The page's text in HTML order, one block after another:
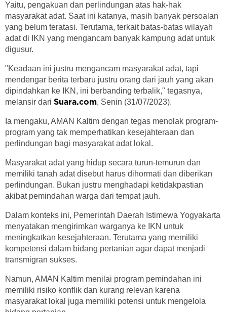
Yaitu, pengakuan dan perlindungan atas hak-hak
masyarakat adat. Saat ini katanya, masih banyak persoalan
yang belum teratasi. Terutama, terkait batas-batas wilayah
adat di IKN yang mengancam banyak kampung adat untuk
digusur.
"Keadaan ini justru mengancam masyarakat adat, tapi
mendengar berita terbaru justru orang dari jauh yang akan
dipindahkan ke IKN, ini berbanding terbalik," tegasnya,
melansir dari Suara.com, Senin (31/07/2023).
Ia mengaku, AMAN Kaltim dengan tegas menolak program-
program yang tak memperhatikan kesejahteraan dan
perlindungan bagi masyarakat adat lokal.
Masyarakat adat yang hidup secara turun-temurun dan
memiliki tanah adat disebut harus dihormati dan diberikan
perlindungan. Bukan justru menghadapi ketidakpastian
akibat pemindahan warga dari tempat jauh.
Dalam konteks ini, Pemerintah Daerah Istimewa Yogyakarta
menyatakan mengirimkan warganya ke IKN untuk
meningkatkan kesejahteraan. Terutama yang memiliki
kompetensi dalam bidang pertanian agar dapat menjadi
transmigran sukses.
Namun, AMAN Kaltim menilai program pemindahan ini
memiliki risiko konflik dan kurang relevan karena
masyarakat lokal juga memiliki potensi untuk mengelola